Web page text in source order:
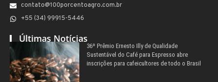
contato@100porcentoagro.com.br
+55 (34) 99915-5446
Últimas Notícias
36º Prêmio Ernesto Illy de Qualidade
Sustentável do Café para Espresso abre
inscrições para cafeicultores de todo o Brasil